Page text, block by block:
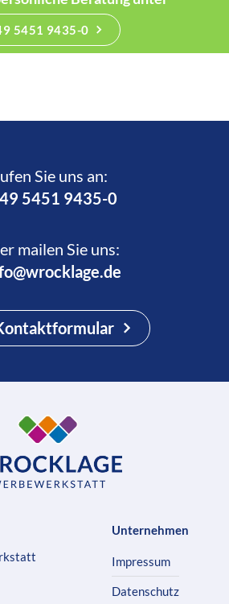
5451 9435-0
Sie uns an:­
5451 9435-0
mailen Sie uns:
Unternehmen
Impressum
Datenschutz